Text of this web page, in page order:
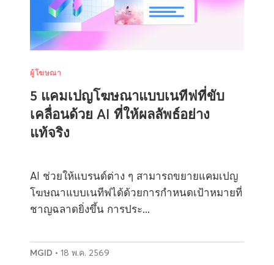
ผู้โฆษณา
5 แคมเปญโฆษณาแบบเนทีฟที่ขับ
เคลื่อนด้วย AI ที่ให้ผลลัพธ์อย่าง
แท้จริง
AI ช่วยให้แบรนด์ต่าง ๆ สามารถขยายแคมเปญ
โฆษณาแบบเนทีฟได้ด้วยการกำหนดเป้าหมายที่
ชาญฉลาดยิ่งขึ้น การประ...
MGID • 18 พ.ค. 2569